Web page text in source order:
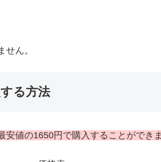
ん。
る方法
値の1650円で購入することができま